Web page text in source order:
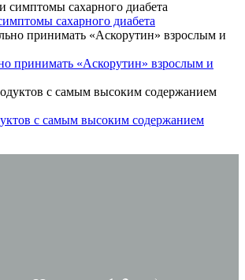
сахарного диабета
принимать «Аскорутин» взрослым и
с самым высоким содержанием